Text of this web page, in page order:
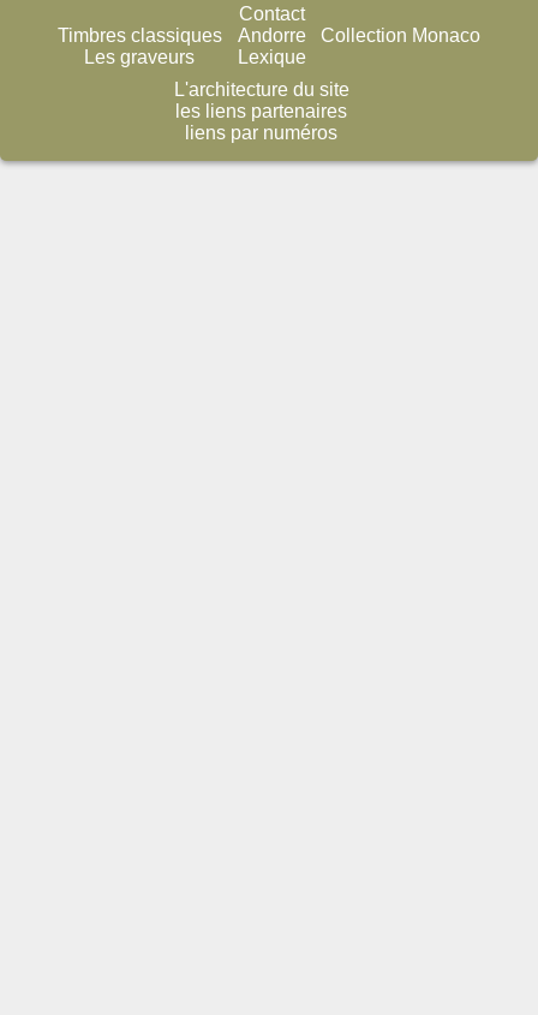
Timbres classiques
Les graveurs
Contact
Andorre
Lexique
Collection Monaco
L'architecture du site
les liens partenaires
liens par numéros